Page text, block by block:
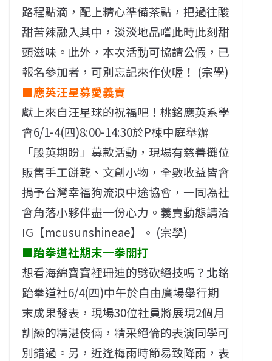
路程點滴，配上精心準備茶點，把過往酸
甜苦辣融入其中，淡淡地品嚐此時此刻甜
頭滋味。此外，本次活動可協請公假，已
報名參加者，可別忘記來作伙喔！ (宗學)
■應英汪星募愛義賣
獻上來自汪星球的祝福吧！桃銘應英系學
會6/1-4(四)8:00-14:30於P棟中庭舉辦
「殷英期盼」募款活動，現場有慈善攤位
販售手工餅乾、文創小物，全數收益皆會
捐予台灣幸福狗流浪中途協會，一同為社
會角落小夥伴盡一份心力。義賣動態請洽
IG【mcusunshineae】。 (宗學)
■跆拳道社期末一拳開打
想看海綿寶寶裡珊迪的劈砍絕技嗎？北銘
跆拳道社6/4(四)中午於自由廣場舉行期
末成果發表，現場30位社員將展現2個月
訓練的精湛伎倆，精采絕倫的表演同學可
別錯過。另，近逢梅雨時節易致降雨，表